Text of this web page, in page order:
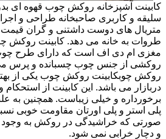
کابینت آشپزخانه روکش چوب قهوه ای
سلیقه و کاربری صاحبخانه طراحی و
متریال های دوست داشتنی و گران
طروات به خانه می دهد. کابینت روکش
مغزی ام دی اف است که دارای طرح
روکشی از جنس چوب چسبانده و پرس می
روکش چوبکابینت روکش چوب یکی از
دربازار می باشد. این کابینت از
برخورداره و خیلی زیباست. همچنین به
پلی استر و پلی اورتان مقاومت خوبی
صورتی که خراشیدگی در روکش به وجود
و دچار خرابی نمی شود.